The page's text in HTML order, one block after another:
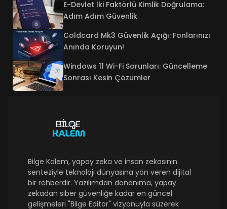
E-Devlet İki Faktörlü Kimlik Doğrulama:
Adım Adım Güvenlik
Coldcard Mk3 Güvenlik Açığı: Fonlarınızı
Anında Koruyun!
Windows 11 Wi-Fi Sorunları: Güncelleme
Sonrası Kesin Çözümler
Bilge Kalem, yapay zeka ve insan zekasının
senteziyle teknoloji dünyasına yön veren dijital
bir rehberdir. Yazılımdan donanıma, yapay
zekadan siber güvenliğe kadar en güncel
gelişmeleri "Bilge Editör" vizyonuyla süzerek